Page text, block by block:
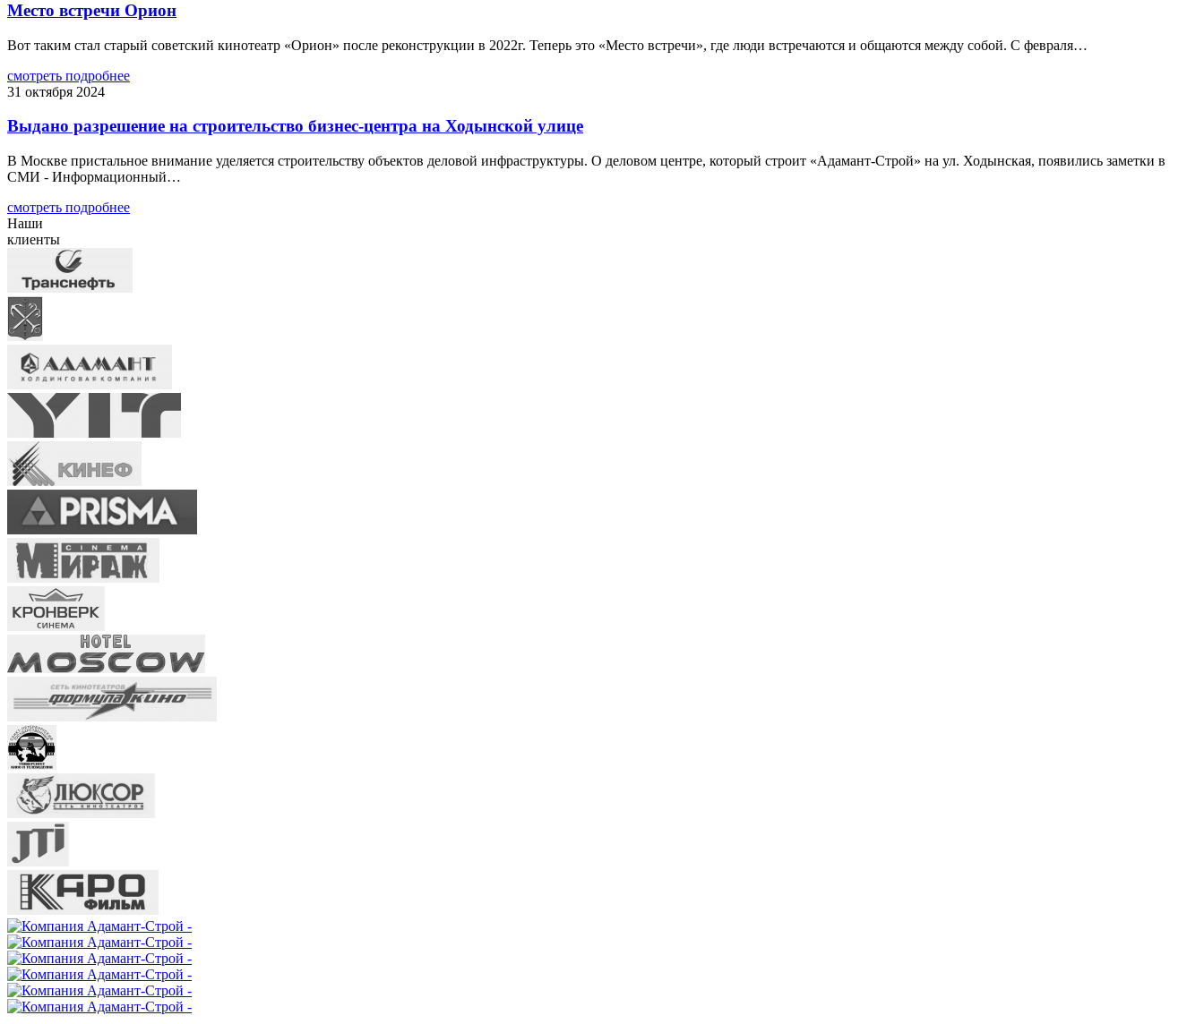
Место встречи Орион
Вот таким стал старый советский кинотеатр «Орион» после реконструкции в 2022г. Теперь это «Место встречи», где люди встречаются и общаются между собой. С февраля…
смотреть подробнее
31 октября 2024
Выдано разрешение на строительство бизнес-центра на Ходынской улице
В Москве пристальное внимание уделяется строительству объектов деловой инфраструктуры. О деловом центре, который строит «Адамант-Строй» на ул. Ходынская, появились заметки в
СМИ - Информационный…
смотреть подробнее
Наши
клиенты